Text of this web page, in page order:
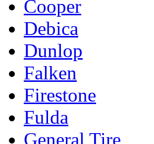
Cooper
Debica
Dunlop
Falken
Firestone
Fulda
General Tire